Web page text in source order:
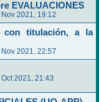
EVALUACIONES
2021, 19:12
con titulación, a la
2021, 22:57
2021, 21:43